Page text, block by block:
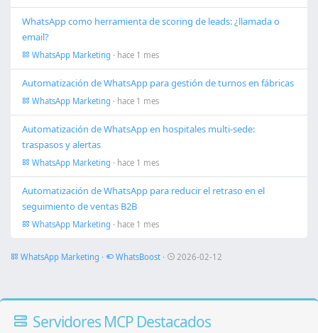
WhatsApp como herramienta de scoring de leads: ¿llamada o
email?
WhatsApp Marketing · hace 1 mes
Automatización de WhatsApp para gestión de turnos en fábricas
WhatsApp Marketing · hace 1 mes
Automatización de WhatsApp en hospitales multi-sede:
traspasos y alertas
WhatsApp Marketing · hace 1 mes
Automatización de WhatsApp para reducir el retraso en el
seguimiento de ventas B2B
WhatsApp Marketing · hace 1 mes
WhatsApp Marketing · WhatsBoost · 2026-02-12
Servidores MCP Destacados